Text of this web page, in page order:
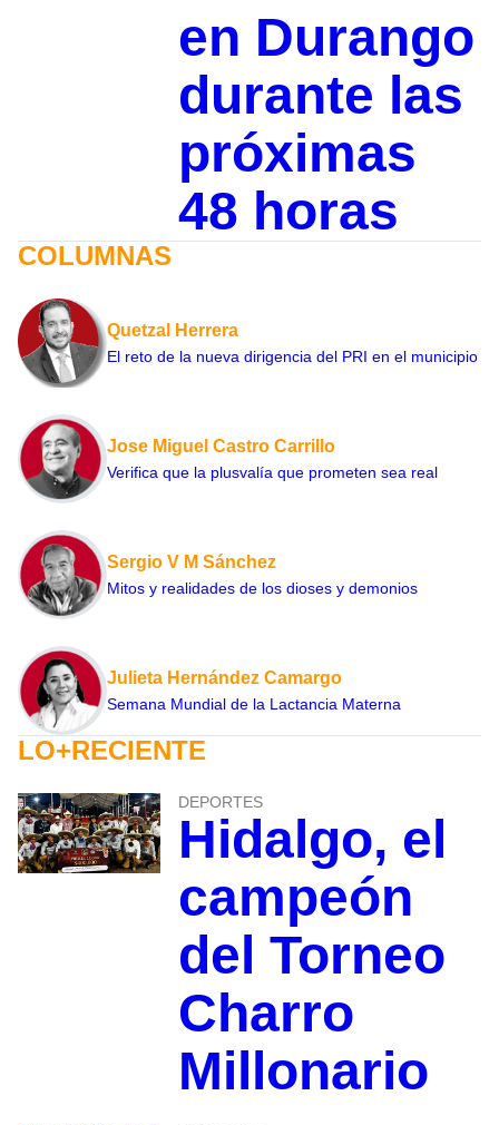
en Durango
durante las
próximas
48 horas
COLUMNAS
Quetzal Herrera
El reto de la nueva dirigencia del PRI en el municipio
Jose Miguel Castro Carrillo
Verifica que la plusvalía que prometen sea real
Sergio V M Sánchez
Mitos y realidades de los dioses y demonios
Julieta Hernández Camargo
Semana Mundial de la Lactancia Materna
LO+RECIENTE
DEPORTES
Hidalgo, el
campeón
del Torneo
Charro
Millonario